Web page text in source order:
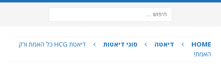
HOME דיאטה סוגי דיאטות
דיאטת HCG כל האמת ורק
האמת!